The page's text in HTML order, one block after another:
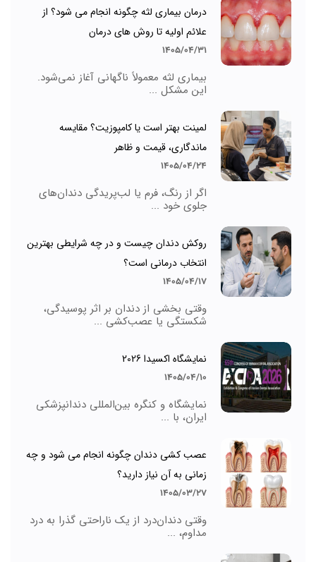
درمان بیماری لثه چگونه انجام می شود؟ از
علائم اولیه تا روش های درمان
1405/04/31
بیماری لثه معمولاً ناگهانی آغاز نمی‌شود.
این مشکل ...
لمینت بهتر است یا کامپوزیت؟ مقایسه
ماندگاری، قیمت و ظاهر
1405/04/24
اگر از رنگ، فرم یا لب‌پریدگی دندان‌های
جلوی خود ...
روکش دندان چیست و در چه شرایطی بهترین
انتخاب درمانی است؟
1405/04/17
وقتی بخشی از دندان بر اثر پوسیدگی،
شکستگی یا عصب‌کشی ...
نمایشگاه اکسیدا 2026
1405/04/10
نمایشگاه و کنگره بین‌المللی دندانپزشکی
ایران، با ...
عصب کشی دندان چگونه انجام می شود و چه
زمانی به آن نیاز دارید؟
1405/03/27
وقتی دندان‌درد از یک ناراحتی گذرا به درد
مداوم، ...